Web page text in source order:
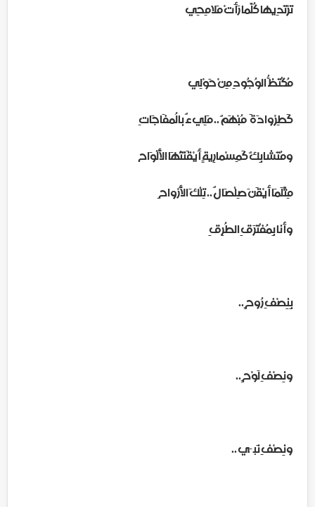
تَرْتَدِيها كُلَّما رَأَتْ مَلامِحِي
مُكْتَظُّ الوُجُودِ مِنْ حَوْلِي
كَطِرْوادَةَ مُبْهَمٌ .. مَلِيءٌ بالُمفَاجَاتِ
ومُتَشابِكٌ كَمِسْمارِيةٍ أَيْقَنْتُهَا الأَلْوَاح
مِثْلَمَا أيْقَنَ صِلْصَالٌ .. تِلْكَ الأَرْواح ِ
وأنا بِمُفْتَرَقِ الطُرِقِ
بِنِصْفِ رُوح ٍ..
ونِصْفِ لَوْح ٍ..
ونِصْفِ نَبـِي ..